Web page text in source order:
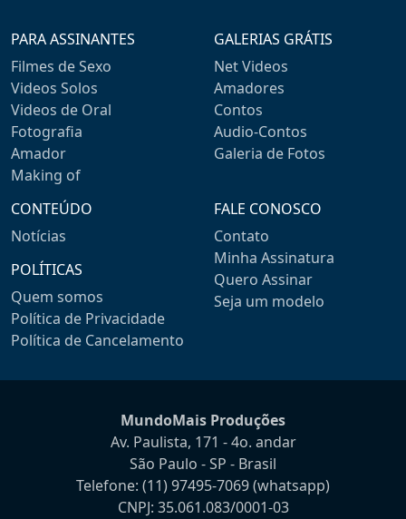
PARA ASSINANTES
Filmes de Sexo
Videos Solos
Videos de Oral
Fotografia
Amador
Making of
GALERIAS GRÁTIS
Net Videos
Amadores
Contos
Audio-Contos
Galeria de Fotos
CONTEÚDO
Notícias
POLÍTICAS
Quem somos
Política de Privacidade
Política de Cancelamento
FALE CONOSCO
Contato
Minha Assinatura
Quero Assinar
Seja um modelo
MundoMais Produções
Av. Paulista, 171 - 4o. andar
São Paulo - SP - Brasil
Telefone: (11) 97495-7069(whatsapp)
CNPJ: 35.061.083/0001-03